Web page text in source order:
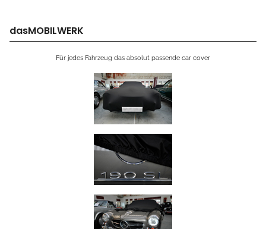
dasMOBILWERK
Für jedes Fahrzeug das absolut passende car cover